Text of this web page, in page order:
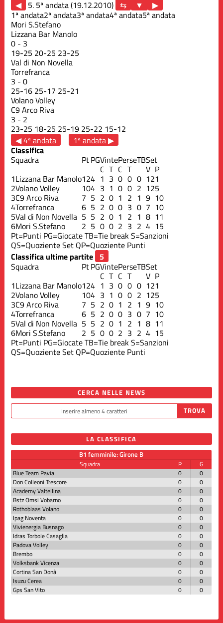
◀ 5. 5ª andata (19.12.2010)
▶
1ª andata2ª andata3ª andata4ª andata5ª andata
Mori S.Stefano
Lizzana Bar Manolo
0 - 3
19-25 20-25 23-25
Val di Non Novella
Torrefranca
3 -0
25-16 25-17 25-21
Volano Volley
C9 Arco Riva
3 - 2
23-25 18-25 25-19 25-22 15-12
◀ 4ª andata
1ª andata ▶
Classifica
Squadra PtPGVintePerseTBSet
C T C T V P
1Lizzana Bar Manolo124 1 3 0 0 0 121
2Volano Volley 104 3 1 0 0 2 125
3C9 Arco Riva 7 5 2 0 1 2 1 9 10
4Torrefranca 6 5 2 0 0 3 0 7 10
5Val di Non Novella 5 5 2 0 1 2 1 8 11
6Mori S.Stefano 2 5 0 0 2 3 2 4 15
Pt=Punti PG=GiocateTB=Tie breakS=Sanzioni
QS=Quoziente Set QP=Quoziente Punti
Classifica ultime partite
Squadra
PtPGVintePerseTBSet
C T C T V P
1Lizzana Bar Manolo124 1 3 0 0 0 121
2Volano Volley 104 3 1 0 0 2 125
3C9 Arco Riva 7 5 2 0 1 2 1 9 10
4Torrefranca 6 5 2 0 0 3 0 7 10
5Val di Non Novella 5 5 2 0 1 2 1 8 11
6Mori S.Stefano 2 5 0 0 2 3 2 4 15
Pt=Punti PG=GiocateTB=Tie breakS=Sanzioni
QS=Quoziente Set QP=Quoziente Punti
CERCA NELLE NEWS
LA CLASSIFICA
B1 femminile: Girone B
Squadra P
G
Blue Team Pavia
0
0
Don Colleoni Trescore
0
0
Academy Valtellina
0
0
Bstz Omsi Vobarno
0
0
Rothoblaas Volano
0
0
Ipag Noventa
0
0
Vivienergia Busnago
0
0
Idras Torbole Casaglia
0
0
Padova Volley
0
0
Brembo
0
0
Volksbank Vicenza
0
0
Cortina San Donà
0
0
Isuzu Cerea
0
0
Gps San Vito
0 0